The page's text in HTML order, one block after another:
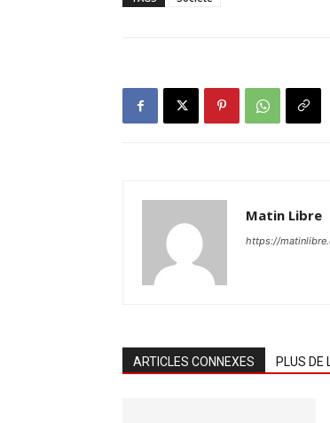
Matin Libre
https://
ARTICLES CONNEXES PLUS DE